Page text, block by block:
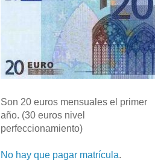
Son 20 euros mensuales el primer
año. (30 euros nivel
perfeccionamiento)
No hay que pagar matrícula.